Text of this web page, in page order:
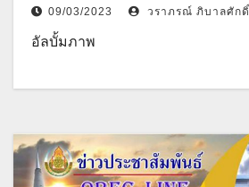
09/03/2023 วราภรณ์ ภิบาลศักดิ์
อัลบั้มภาพ